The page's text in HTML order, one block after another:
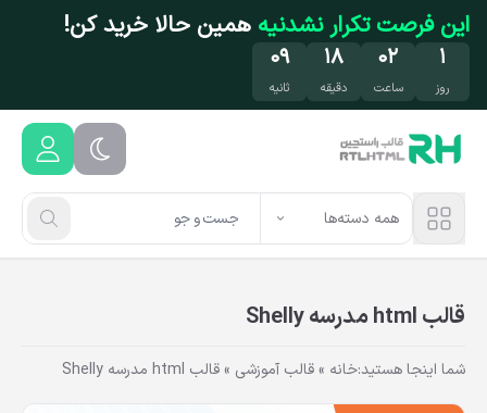
رفتن به محتوای اصلی
این فرصت تکرار نشدنیه همین حالا خرید کن!
۱
روز
۰۲
ساعت
۱۸
دقیقه
۰۹
ثانیه
همه دسته‌ها
قالب html مدرسه Shelly
شما اینجا هستید:خانه »قالب آموزشی »قالب html مدرسه Shelly